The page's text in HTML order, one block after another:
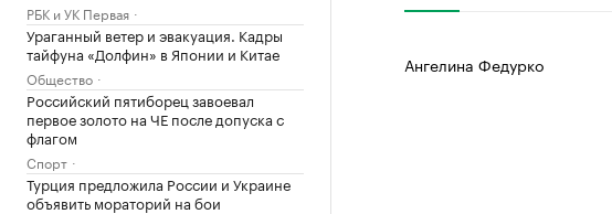
РБК и УК Первая
Ураганный ветер и эвакуация. Кадры
тайфуна «Долфин» в Японии и Китае
Общество
Российский пятиборец завоевал
первое золото на ЧЕ после допуска с
флагом
Спорт
Турция предложила России и Украине
объявить мораторий на бои
Ангелина Федурко